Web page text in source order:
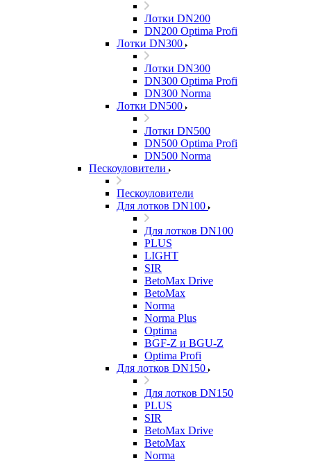
Лотки DN200
DN200 Optima Profi
Лотки DN300
Лотки DN300
DN300 Optima Profi
DN300 Norma
Лотки DN500
Лотки DN500
DN500 Optima Profi
DN500 Norma
Пескоуловители
Пескоуловители
Для лотков DN100
Для лотков DN100
PLUS
LIGHT
SIR
BetoMax Drive
BetoMax
Norma
Norma Plus
Optima
BGF-Z и BGU-Z
Optima Profi
Для лотков DN150
Для лотков DN150
PLUS
SIR
BetoMax Drive
BetoMax
Norma